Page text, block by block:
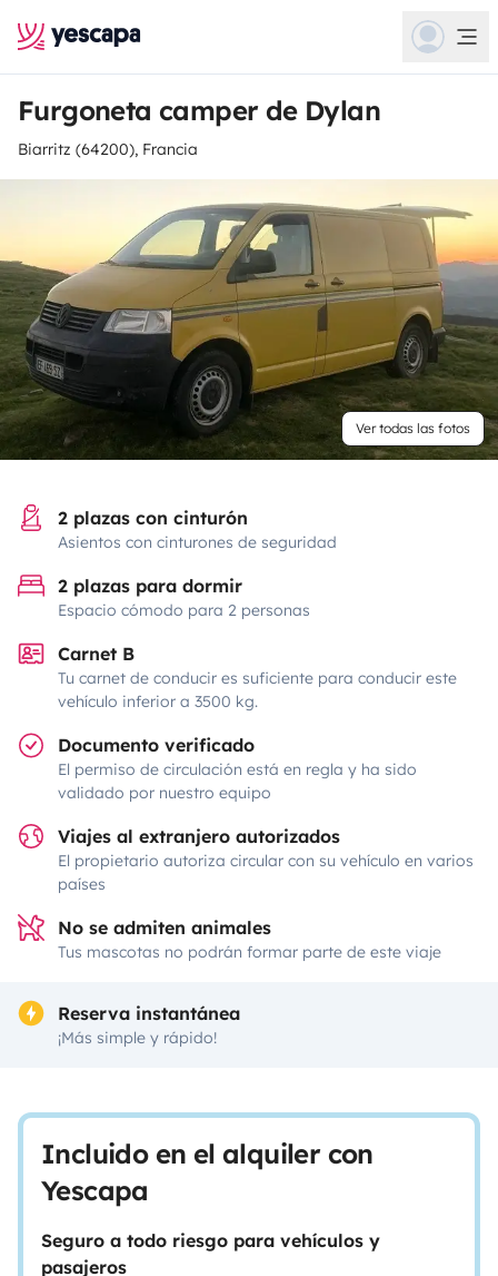
Furgoneta camper de Dylan
Biarritz (64200), Francia
Ver todas las fotos
2 plazas con cinturón
Asientos con cinturones de seguridad
2 plazas para dormir
Espacio cómodo para 2 personas
Carnet B
Tu carnet de conducir es suficiente para conducir este
vehículo inferior a 3500 kg.
Documento verificado
El permiso de circulación está en regla y ha sido
validado por nuestro equipo
Viajes al extranjero autorizados
El propietario autoriza circular con su vehículo en varios
países
No se admiten animales
Tus mascotas no podrán formar parte de este viaje
Reserva instantánea
¡Más simple y rápido!
Incluido en el alquiler con
Yescapa
Seguro a todo riesgo para vehículos y
pasajeros